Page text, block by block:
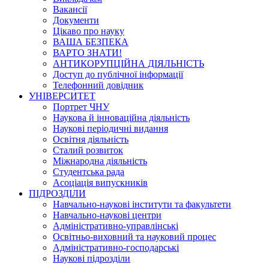
Вакансії
Документи
Цікаво про науку
ВАША БЕЗПЕКА
ВАРТО ЗНАТИ!
АНТИКОРУПЦІЙНА ДІЯЛЬНІСТЬ
Доступ до публічної інформації
Телефонний довідник
УНІВЕРСИТЕТ
Портрет ЧНУ
Наукова й інноваційна діяльність
Наукові періодичні видання
Освітня діяльність
Сталий розвиток
Міжнародна діяльність
Студентська рада
Асоціація випускників
ПІДРОЗДІЛИ
Навчально-наукові інститути та факультети
Навчально-наукові центри
Адміністративно-управлінські
Освітньо-виховний та науковий процес
Адміністративно-господарські
Наукові підрозділи